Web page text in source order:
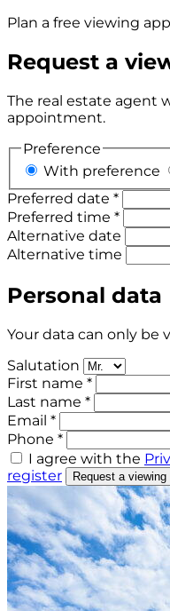
Plan a free viewing
Request a
The real estate agent
appointment.
Preference
With preference
Preferred date *
Preferred time *
Alternative date
Alternative time
Personal data
Your data can only be
Salutation
First name *
Last name *
Email *
Phone *
I agree with the
register
Request a viewing